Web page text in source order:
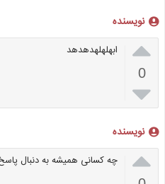
نویسنده

0

ابهلهلهدهدهد
نویسنده
 چه کسانی همیشه به دنبال